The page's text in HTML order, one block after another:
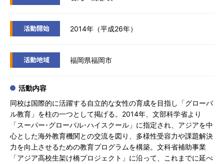
活動開始 2014年（平成26年）
活動地域 福岡県福岡市
活動内容
同校は国際的に活躍する自立的な女性の育成を目指し「グローバ
ル教育」を柱の一つとして掲げる。2014年、文部科学省より
「スーパー･グローバル･ハイスクール」に指定され、アジアを中
心とした海外教育機関との交流を図り、多様性受容力や課題解決
力を向上させるための教育プログラムを構築。文科省補助事業
「アジア高校生架け橋プロジェクト」に沿って、これまでに延べ